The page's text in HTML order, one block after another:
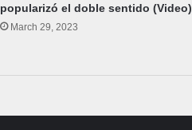
popularizó el doble sentido (Video)
March 29, 2023